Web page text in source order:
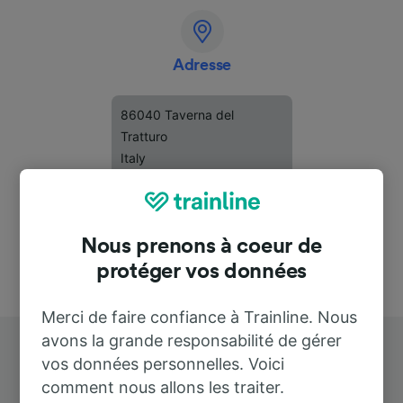
Adresse
86040 Taverna del
Tratturo
Italy
Nous prenons à coeur de
protéger vos données
Merci de faire confiance à Trainline. Nous
avons la grande responsabilité de gérer
vos données personnelles. Voici
comment nous allons les traiter.